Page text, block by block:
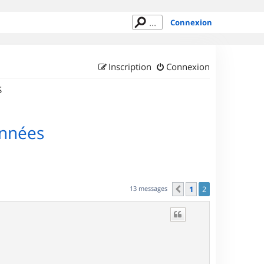
Connexion
Connexion
Inscription
13 messages Précédent
1 2